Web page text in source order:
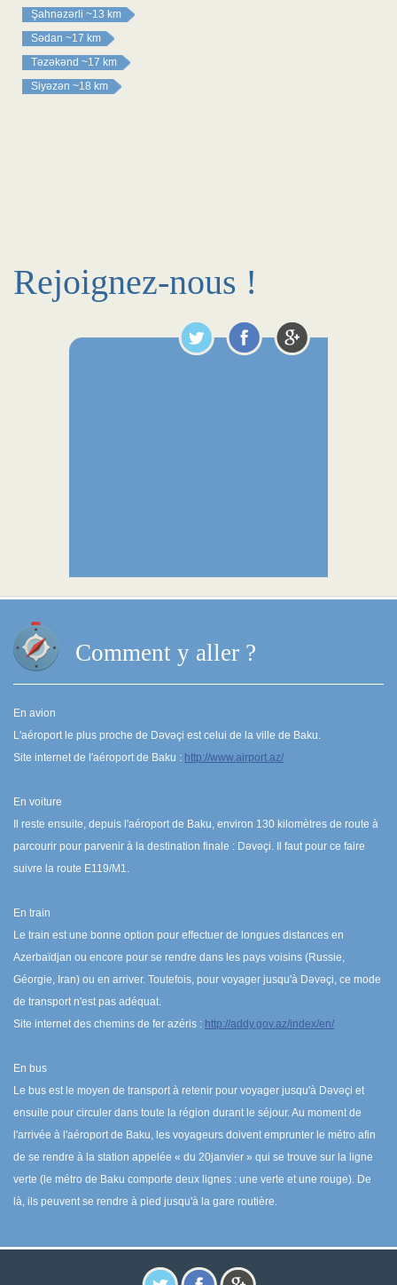
Şahnəzərli ~13 km
Sədan ~17 km
Təzəkənd ~17 km
Siyəzən ~18 km
Rejoignez-nous !
Comment y aller ?
En avion
L'aéroport le plus proche de Dəvəçi est celui de la ville de Baku.
Site internet de l'aéroport de Baku : http://www.airport.az/
En voiture
Il reste ensuite, depuis l'aéroport de Baku, environ 130 kilomètres de route à
parcourir pour parvenir à la destination finale : Dəvəçi. Il faut pour ce faire
suivre la route E119/M1.
En train
Le train est une bonne option pour effectuer de longues distances en
Azerbaïdjan ou encore pour se rendre dans les pays voisins (Russie,
Géorgie, Iran) ou en arriver. Toutefois, pour voyager jusqu'à Dəvəçi, ce mode
de transport n'est pas adéquat.
Site internet des chemins de fer azéris : http://addy.gov.az/index/en/
En bus
Le bus est le moyen de transport à retenir pour voyager jusqu'à Dəvəçi et
ensuite pour circuler dans toute la région durant le séjour. Au moment de
l'arrivée à l'aéroport de Baku, les voyageurs doivent emprunter le métro afin
de se rendre à la station appelée « du 20janvier » qui se trouve sur la ligne
verte (le métro de Baku comporte deux lignes : une verte et une rouge). De
là, ils peuvent se rendre à pied jusqu'à la gare routière.